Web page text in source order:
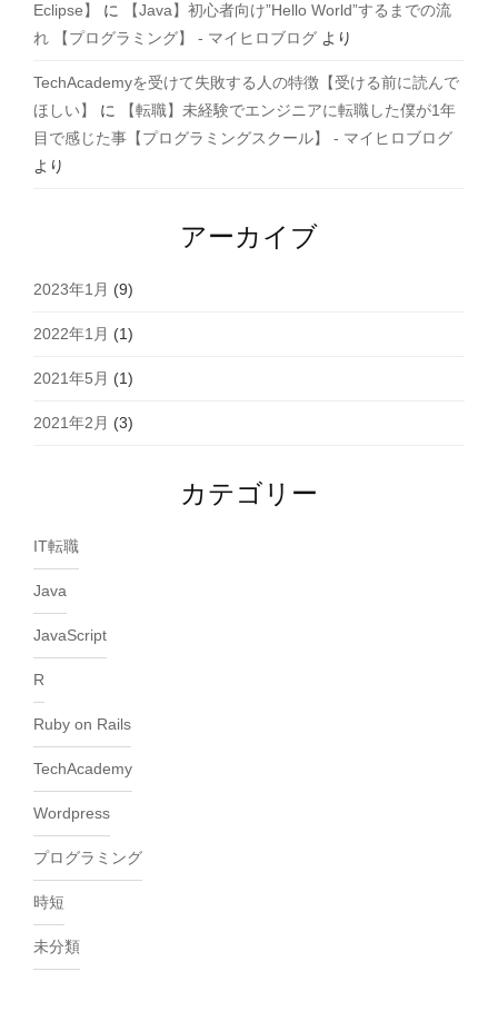
Eclipse】
に
【Java】初心者向け”Hello World”するまでの流
れ 【プログラミング】 - マイヒロブログ より
TechAcademyを受けて失敗する人の特徴【受ける前に読んで
ほしい】
に
【転職】未経験でエンジニアに転職した僕が1年
目で感じた事【プログラミングスクール】 - マイヒロブログ
より
アーカイブ
2023年1月 (9)
2022年1月 (1)
2021年5月 (1)
2021年2月 (3)
カテゴリー
IT転職
Java
JavaScript
R
Ruby on Rails
TechAcademy
Wordpress
プログラミング
時短
未分類